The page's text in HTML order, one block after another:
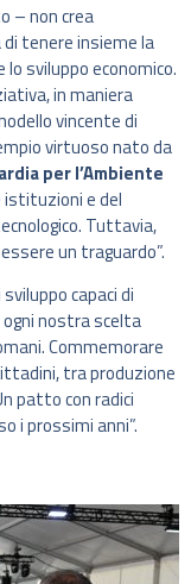
– non crea
tenere insieme la
sviluppo economico.
in maniera
vincente di
virtuoso nato da
per l’Ambiente
e del
Tuttavia,
un traguardo”.
capaci di
nostra scelta
Commemorare
tra produzione
patto con radici
i prossimi anni”.